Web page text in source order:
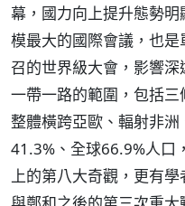
幕，國力向上提升態勢
模最大的國際會議，也
召的世界級大會，影響深
一帶一路的範圍，包括三
整體橫跨亞歐、輻射非
41.3%、全球66.9%人口
上的第八大奇觀，更有